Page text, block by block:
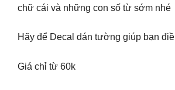
chữ cái và những con số từ sớm nhé
Hãy để Decal dán tường giúp bạn
Giá chỉ từ 60k